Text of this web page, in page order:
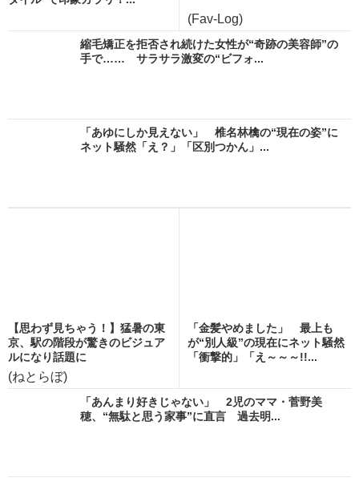
(Fav-Log)
縮毛矯正を拒否され続けた女性が“奇跡の美容師”の
手で…… サラサラ激変の“ビフォ...
「あゆにしか見えない」 椎名林檎の“現在の姿”に
ネット騒然「え？」「区別つかん」...
【思わず見ちゃう！】猛暑の東
京、駅の階段が驚きのビジュア
ルになり話題に
(ねとらぼ)
「金髪やめました」 最上も
が“別人級”の現在にネット騒然
「衝撃的」「え～～～!!...
「あんまり好きじゃない」 2児のママ・菅野美
穂、“無駄と思う家事”に直言 過去明...